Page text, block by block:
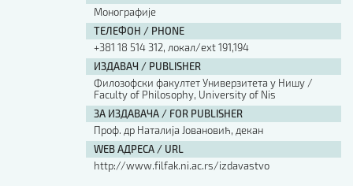
Монографије
ТЕЛЕФОН / PHONE
+381 18 514 312, локал/ext 191,194
ИЗДАВАЧ / PUBLISHER
Филозофски факултет Универзитета у Нишу /
Faculty of Philosophy, University of Nis
ЗА ИЗДАВАЧА / FOR PUBLISHER
Проф. др Наталија Јовановић, декан
WEB АДРЕСА / URL
http://www.filfak.ni.ac.rs/izdavastvo